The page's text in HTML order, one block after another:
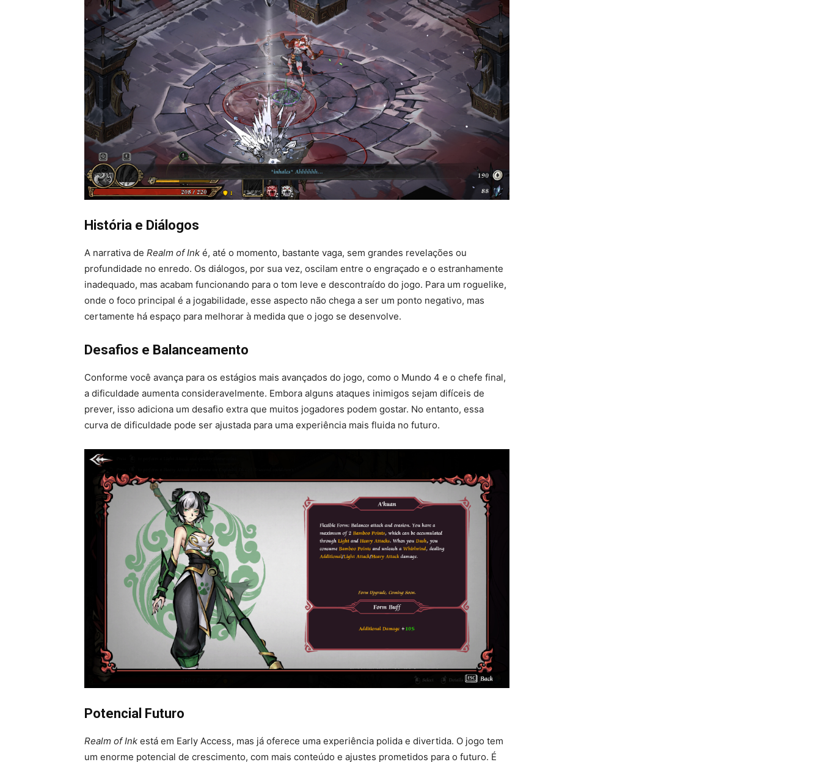
História e Diálogos
A narrativa de Realm of Ink é, até o momento, bastante vaga, sem grandes revelações ou
profundidade no enredo. Os diálogos, por sua vez, oscilam entre o engraçado e o estranhamente
inadequado, mas acabam funcionando para o tom leve e descontraído do jogo. Para um roguelike,
onde o foco principal é a jogabilidade, esse aspecto não chega a ser um ponto negativo, mas
certamente há espaço para melhorar à medida que o jogo se desenvolve.
Desafios e Balanceamento
Conforme você avança para os estágios mais avançados do jogo, como o Mundo 4 e o chefe final,
a dificuldade aumenta consideravelmente. Embora alguns ataques inimigos sejam difíceis de
prever, isso adiciona um desafio extra que muitos jogadores podem gostar. No entanto, essa
curva de dificuldade pode ser ajustada para uma experiência mais fluida no futuro.
Potencial Futuro
Realm of Ink está em Early Access, mas já oferece uma experiência polida e divertida. O jogo tem
um enorme potencial de crescimento, com mais conteúdo e ajustes prometidos para o futuro. É